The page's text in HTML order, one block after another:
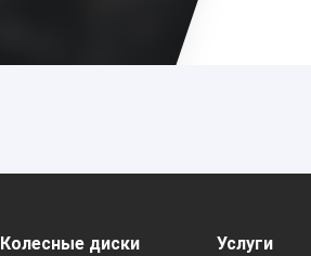
Колесные диски Услуги